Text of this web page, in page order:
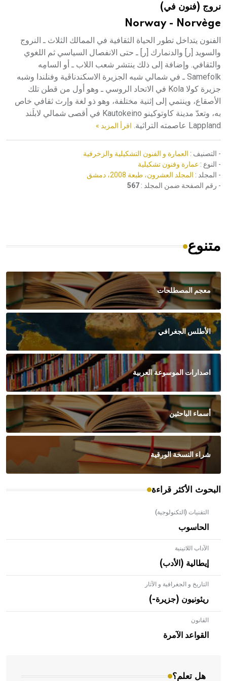
هيئة الموسوعة العربية تطلق موسوعات جديدة في عام 2026نروج (فنون في)
Norway - Norvège
الفنون يتداخل تطور الحياة الثقافية في الممالك الثلاث ـ النروج
والسويد [ر] والدنمارك [ر] ـ حتى الانفصال السياسي ثم اللغوي
والثقافي. وإضافة إلى ذلك ينتشر شعب اللاب ـ أو السامِه
Samefolk ـ في شمالي شبه الجزيرة الاسكندناڤية وفنلندا وشبه
جزيرة كولا Kola في الاتحاد الروسي ـ وهو أول من قطن تلك
الأصقاع، وينتمي إلى إثنية مختلفة، وهو ذو لغة وإرث ثقافي خاص
به، وتعدّ مدينة كاوتوكينو Kautokeino في أقصى شمالي لابلَند
Lappland عاصمته التراثية.
اقرأ المزيد »
- التصنيف : العمارة و الفنون التشكيلية والزخرفية
- النوع : عمارة وفنون تشكيلية
- المجلد : المجلد العشرون، طبعة 2008، دمشق
- رقم الصفحة ضمن المجلد : 567
متنوع
معجم المصطلحات
الأطلس الجغرافي
اصدارات الموسوعة العربية
أسماء الباحثين
شراء النسخة الورقية
البحوث الأكثر قراءة
التقنيات (التكنولوجية)
الحاسوب
الآداب اللاتينية
إيطالية (الأدب)
التاريخ و الجغرافية و الآثار
ريئونيون (جزيرة-)
القانون
القواعد الآمرة
هل تعلم؟
- هل تعلم أن الأبلق نوع من الفنون الهندسية التي ارتبطت
بالعمارة الإسلامية في بلاد الشام ومصر خاصة، حيث يحرص
المعمار على بناء مداميكه وخاصة في الواجهات